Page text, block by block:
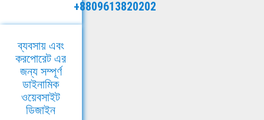
+8809613820202
ব্যবসায় এবং
করপোরেট এর
জন্য সম্পূর্ণ
ডাইনামিক
ওয়েবসাইট
ডিজাইন